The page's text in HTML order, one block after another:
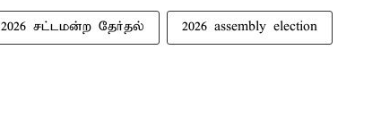
2026 சட்டமன்ற தேர்தல் 2026 assembly election